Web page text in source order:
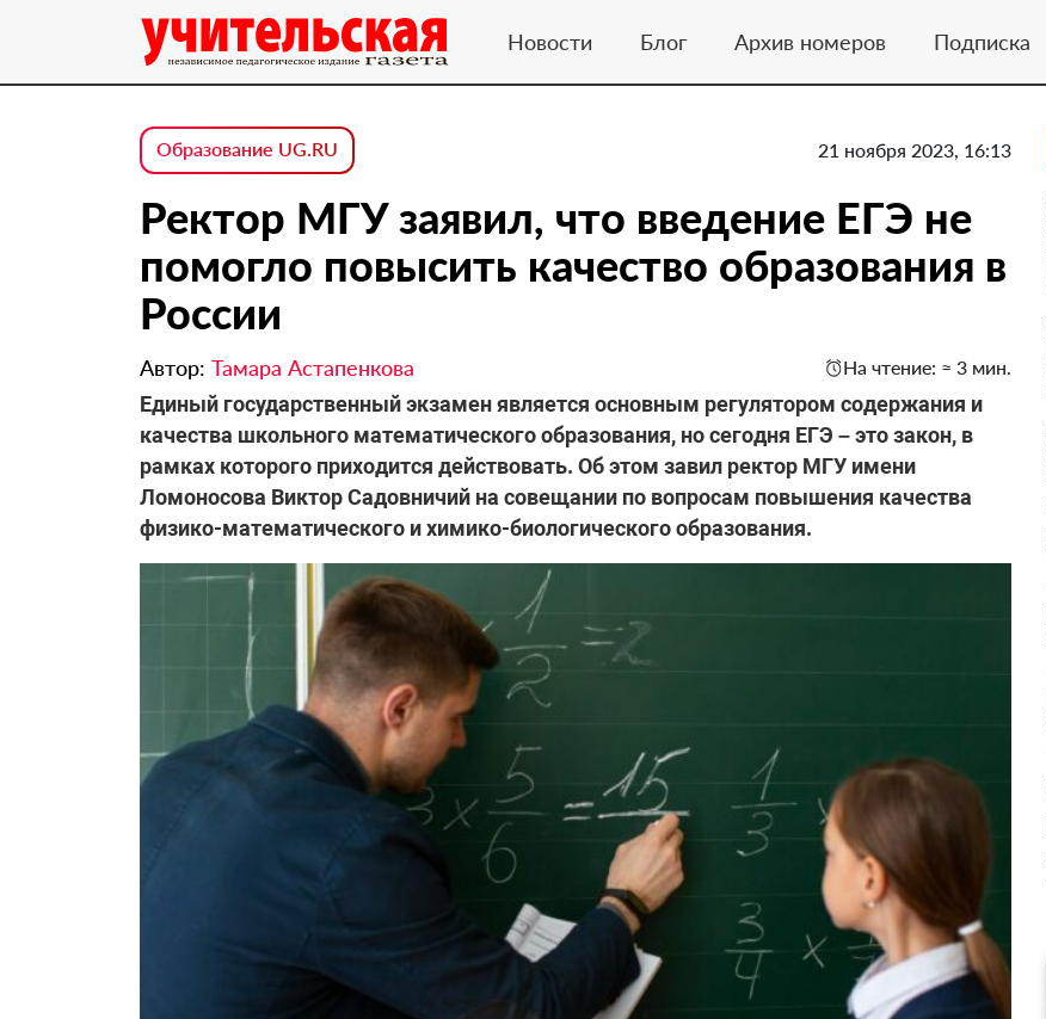
Новости Блог Архив номеров Подписка
Образование UG.RU 21 ноября 2023, 16:13
Ректор МГУ заявил, что введение ЕГЭ не
помогло повысить качество образования в
России
Автор: Тамара Астапенкова На чтение: ≈ 3 мин.
Единый государственный экзамен является основным регулятором содержания и
качества школьного математического образования, но сегодня ЕГЭ – это закон, в
рамках которого приходится действовать. Об этом завил ректор МГУ имени
Ломоносова Виктор Садовничий на совещании по вопросам повышения качества
физико-математического и химико-биологического образования.